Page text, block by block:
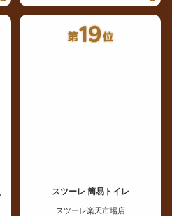
スツーレ 簡易トイレ
スツーレ楽天市場店